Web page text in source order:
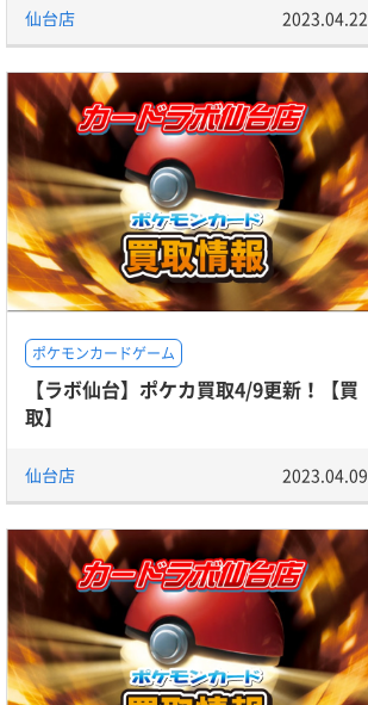
仙台店 2023.04.22
ポケモンカードゲーム
【ラボ仙台】ポケカ買取4/9更新！【買
取】
仙台店 2023.04.09